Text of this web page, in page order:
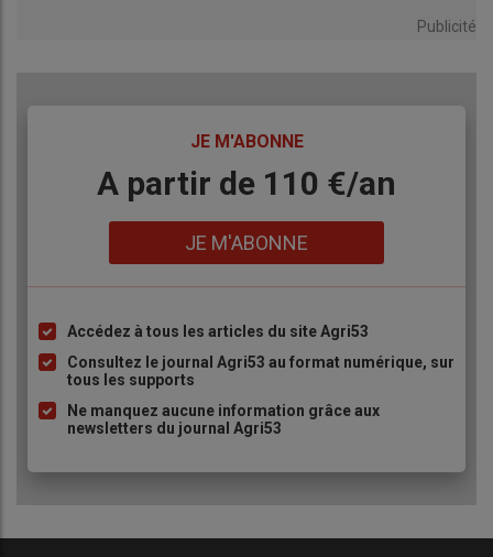
Publicité
JE M'ABONNE
BodyA partir de 110 €/an
JE M'ABONNE
Liste
à
puce
Accédez à tous les articles du site Agri53
Consultez le journal Agri53 au format numérique, sur
tous les supports
Ne manquez aucune information grâce aux
newsletters du journal Agri53